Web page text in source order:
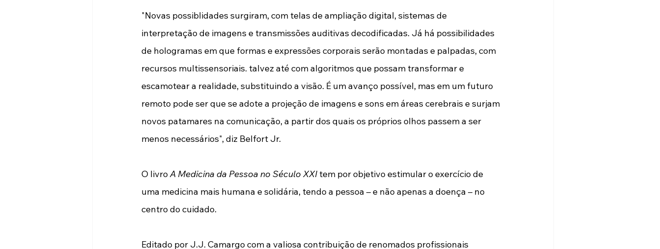
"Novas possiblidades surgiram, com telas de ampliação digital, sistemas de
interpretação de imagens e transmissões auditivas decodificadas. Já há possibilidades
de hologramas em que formas e expressões corporais serão montadas e palpadas, com
recursos multissensoriais. talvez até com algoritmos que possam transformar e
escamotear a realidade, substituindo a visão. É um avanço possível, mas em um futuro
remoto pode ser que se adote a projeção de imagens e sons em áreas cerebrais e surjam
novos patamares na comunicação, a partir dos quais os próprios olhos passem a ser
menos necessários", diz Belfort Jr.
O livro A Medicina da Pessoa no Século XXI tem por objetivo estimular o exercício de
uma medicina mais humana e solidária, tendo a pessoa – e não apenas a doença – no
centro do cuidado.
Editado por J.J. Camargo com a valiosa contribuição de renomados profissionais